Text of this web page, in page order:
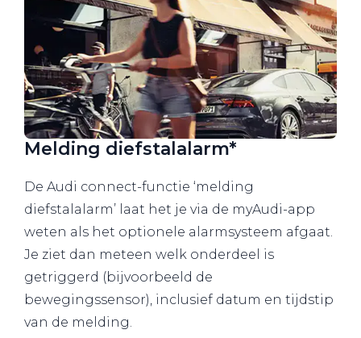
Melding diefstalalarm*
De Audi connect-functie ‘melding
diefstalalarm’ laat het je via de myAudi-app
weten als het optionele alarmsysteem afgaat.
Je ziet dan meteen welk onderdeel is
getriggerd (bijvoorbeeld de
bewegingssensor), inclusief datum en tijdstip
van de melding.